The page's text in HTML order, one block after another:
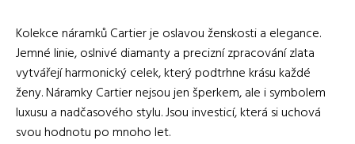
Kolekce náramků Cartier je oslavou ženskosti a elegance.
Jemné linie, oslnivé diamanty a precizní zpracování zlata
vytvářejí harmonický celek, který podtrhne krásu každé
ženy. Náramky Cartier nejsou jen šperkem, ale i symbolem
luxusu a nadčasového stylu. Jsou investicí, která si uchová
svou hodnotu po mnoho let.